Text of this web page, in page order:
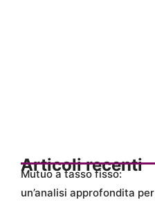
Articoli recenti
Mutuo a tasso fisso:
un’analisi approfondita per